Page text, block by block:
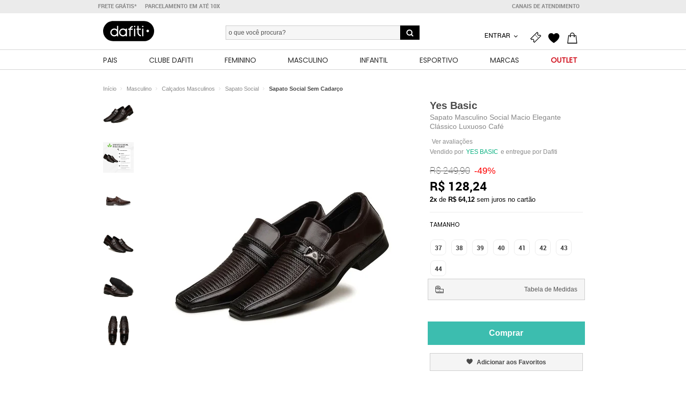
FRETE GRÁTIS* PARCELAMENTO EM ATÉ 10X CANAIS DE ATENDIMENTO
ENTRAR
PAIS CLUBE DAFITI FEMININO MASCULINO INFANTIL ESPORTIVO MARCAS OUTLET
Início Masculino Calçados Masculinos Sapato Social Sapato Social Sem Cadarço
Yes Basic
Sapato Masculino Social Macio Elegante
Clássico Luxuoso Café
Ver avaliações
Vendido por YES BASIC e entregue por Dafiti
R$ 249,90 -49%
R$ 128,24
2xde R$ 64,12 sem juros no cartão
TAMANHO
37 38 39 40 41 42 43
44
Tabela de Medidas
Comprar
Adicionar aos Favoritos